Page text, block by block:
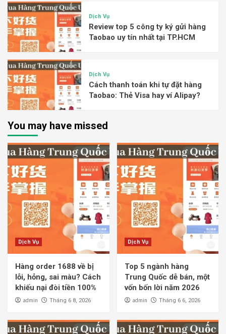
Dịch Vụ
Review top 5 công ty ký gửi hàng
Taobao uy tín nhất tại TP.HCM
Dịch Vụ
Cách thanh toán khi tự đặt hàng
Taobao: Thẻ Visa hay ví Alipay?
You may have missed
Dịch Vụ
Hàng order 1688 về bị
lỗi, hỏng, sai màu? Cách
khiếu nại đòi tiền 100%
admin Tháng 6 8, 2026
Dịch Vụ
Top 5 ngành hàng
Trung Quốc dễ bán, một
vốn bốn lời năm 2026
admin Tháng 6 6, 2026